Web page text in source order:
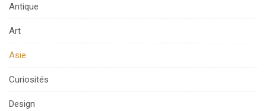
Antique
Art
Asie
Curiosités
Design